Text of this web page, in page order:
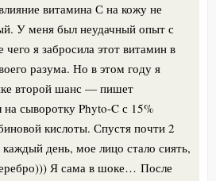
витамина С на кожу не
У меня был неудачный опыт с
я забросила этот витамин в
разума. Но в этом году я
второй шанс — пишет
сыворотку Phyto-C с 15%
кислоты. Спустя почти 2
каждый день, мое лицо стало сиять,
Я сама в шоке… После